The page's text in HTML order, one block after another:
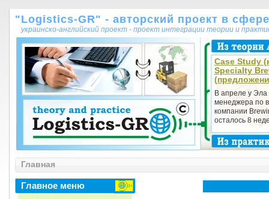
"Logistics-GR" - авторский проект в
украинско-английский проект - проект интеграции теории и
Case Study
Specialty
В апреле у
менеджера по
компании
осталось 8
Главная
Главное меню